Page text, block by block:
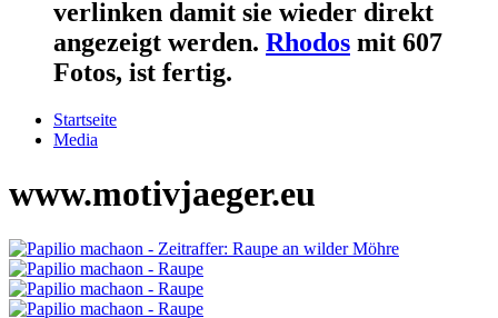
verlinken damit sie wieder direkt
angezeigt werden. Rhodos mit 607
Fotos, ist fertig.
Startseite
Media
www.motivjaeger.eu